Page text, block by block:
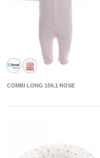
COMBI LONG 159,1 ROSE